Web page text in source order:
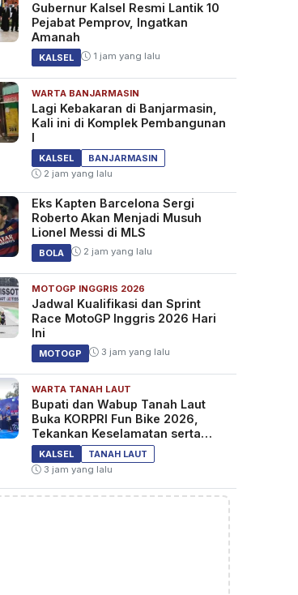
Gubernur Kalsel Resmi Lantik 10
Pejabat Pemprov, Ingatkan
Amanah
KALSEL 1 jam yang lalu
WARTA BANJARMASIN
Lagi Kebakaran di Banjarmasin,
Kali ini di Komplek Pembangunan
I
KALSEL
BANJARMASIN
2 jam yang lalu
Eks Kapten Barcelona Sergi
Roberto Akan Menjadi Musuh
Lionel Messi di MLS
BOLA 2 jam yang lalu
MOTOGP INGGRIS 2026
Jadwal Kualifikasi dan Sprint
Race MotoGP Inggris 2026 Hari
Ini
MOTOGP 3 jam yang lalu
WARTA TANAH LAUT
Bupati dan Wabup Tanah Laut
Buka KORPRI Fun Bike 2026,
Tekankan Keselamatan serta
Kebersamaan
KALSEL
TANAH LAUT
3 jam yang lalu